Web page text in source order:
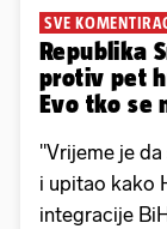
SVE
Republika
protiv pet
Evo tko se
"Vrijeme je
i upitao kako
integracije